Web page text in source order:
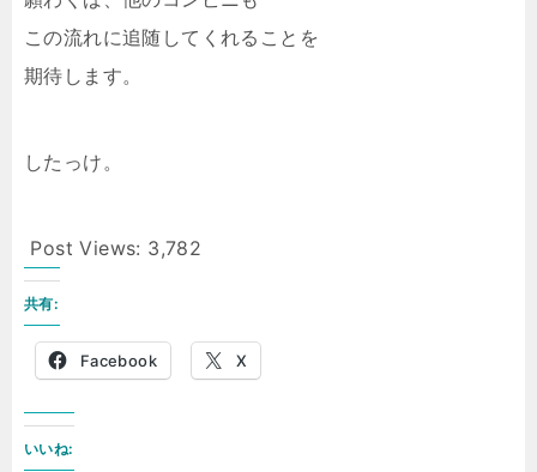
この流れに追随してくれることを
期待します。
したっけ。
Post Views: 3,782
共有:
Facebook X
いいね: